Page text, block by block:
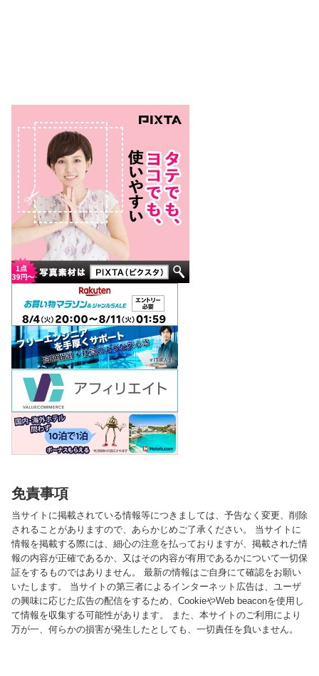
免責事項
当サイトに掲載されている情報等につきましては、予告なく変更、削除
されることがありますので、あらかじめご了承ください。 当サイトに
情報を掲載する際には、細心の注意を払っておりますが、掲載された情
報の内容が正確であるか、又はその内容が有用であるかについて一切保
証をするものではありません。 最新の情報はご自身にて確認をお願い
いたします。 当サイトの第三者によるインターネット広告は、ユーザ
の興味に応じた広告の配信をするため、CookieやWeb beaconを使用し
て情報を収集する可能性があります。 また、本サイトのご利用により
万が一、何らかの損害が発生したとしても、一切責任を負いません。